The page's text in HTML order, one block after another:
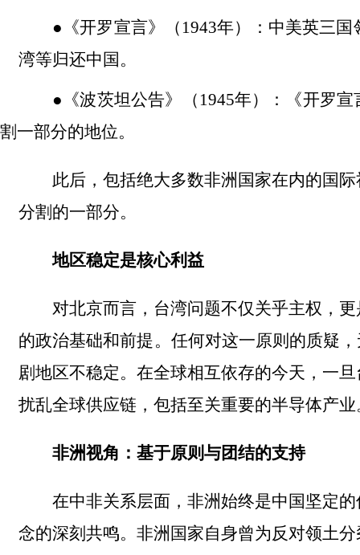
●《开罗宣言》（1943年）：中美英三
湾等归还中国。
● 《波茨坦公告》（1945年）：《开罗
割一部分的地位。
此后，包括绝大多数非洲国家在内的国
分割的一部分。
地区稳定是核心利益
对北京而言，台湾问题不仅关乎主权，
的政治基础和前提。任何对这一原则的质疑
剧地区不稳定。在全球相互依存的今天，一
扰乱全球供应链，包括至关重要的半导体产业
非洲视角：基于原则与团结的支持
在中非关系层面，非洲始终是中国坚定
念的深刻共鸣。非洲国家自身曾为反对领土